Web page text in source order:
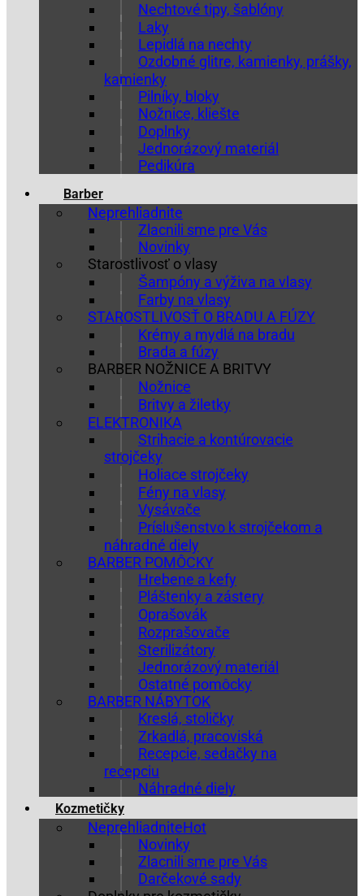
Nechtové tipy, šablóny
Laky
Lepidlá na nechty
Ozdobné glitre, kamienky, prášky,
kamienky
Pilníky, bloky
Nožnice, kliešte
Doplnky
Jednorázový materiál
Pedikúra
Barber
Neprehliadnite
Zlacnili sme pre Vás
Novinky
Starostlivosť o vlasy
Šampóny a výživa na vlasy
Farby na vlasy
STAROSTLIVOSŤ O BRADU A FÚZY
Krémy a mydlá na bradu
Brada a fúzy
BARBER NOŽNICE A BRITVY
Nožnice
Britvy a žiletky
ELEKTRONIKA
Strihacie a kontúrovacie
strojčeky
Holiace strojčeky
Fény na vlasy
Vysávače
Príslušenstvo k strojčekom a
náhradné diely
BARBER POMÔCKY
Hrebene a kefy
Pláštenky a zástery
Oprašovák
Rozprašovače
Sterilizátory
Jednorázový materiál
Ostatné pomôcky
BARBER NÁBYTOK
Kreslá, stoličky
Zrkadlá, pracoviská
Recepcie, sedačky na
recepciu
Náhradné diely
Kozmetičky
Neprehliadnite
Novinky
Zlacnili sme pre Vás
Darčekové sady